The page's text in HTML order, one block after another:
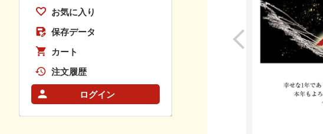
お気に入り
保存データ
カート
注文履歴
ログイン